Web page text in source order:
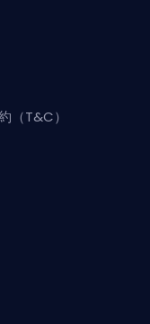
（T&C）